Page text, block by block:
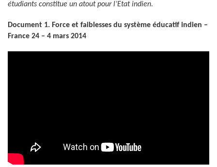
étudiants constitue un atout pour l’Etat indien.
Document 1. Force et faiblesses du système éducatif indien –
France 24 – 4 mars 2014